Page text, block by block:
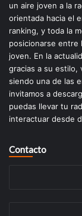
un aire joven a la
orientada hacia el
ranking, y toda la
posicionarse entre
joven. En la
gracias a su estilo,
siendo una de las
invitamos a
puedas llevar tu
interactuar desde
Contacto